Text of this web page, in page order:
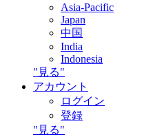
Asia-Pacific
Japan
中国
India
Indonesia
"見る"
アカウント
ログイン
登録
"見る"